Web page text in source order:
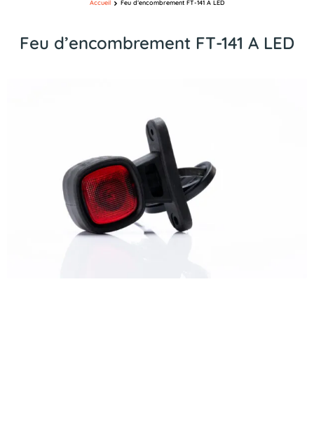
Feu d’encombrement FT-141 A LED
Accueil Feu d’encombrement FT-141 A LED